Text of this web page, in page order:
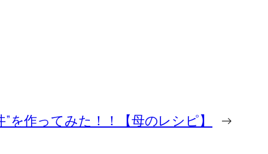
を作ってみた！！【母のレシピ】 →